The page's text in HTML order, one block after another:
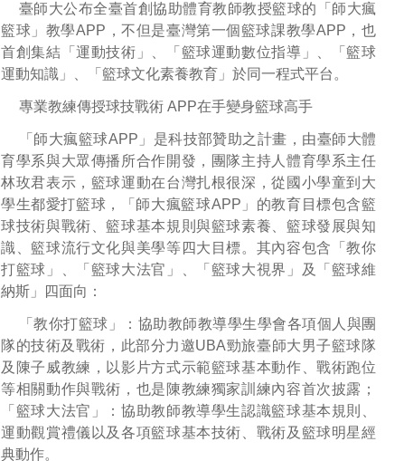
臺師大公布全臺首創協助體育教師教授籃球的「師大瘋
籃球」教學APP，不但是臺灣第一個籃球課教學APP，也
首創集結「運動技術」、「籃球運動數位指導」、「籃球
運動知識」、「籃球文化素養教育」於同一程式平台。
專業教練傳授球技戰術 APP在手變身籃球高手
「師大瘋籃球APP」是科技部贊助之計畫，由臺師大體
育學系與大眾傳播所合作開發，團隊主持人體育學系主任
林玫君表示，籃球運動在台灣扎根很深，從國小學童到大
學生都愛打籃球，「師大瘋籃球APP」的教育目標包含籃
球技術與戰術、籃球基本規則與籃球素養、籃球發展與知
識、籃球流行文化與美學等四大目標。其內容包含「教你
打籃球」、「籃球大法官」、「籃球大視界」及「籃球維
納斯」四面向：
「教你打籃球」：協助教師教導學生學會各項個人與團
隊的技術及戰術，此部分力邀UBA勁旅臺師大男子籃球隊
及陳子威教練，以影片方式示範籃球基本動作、戰術跑位
等相關動作與戰術，也是陳教練獨家訓練內容首次披露；
「籃球大法官」：協助教師教導學生認識籃球基本規則、
運動觀賞禮儀以及各項籃球基本技術、戰術及籃球明星經
典動作。